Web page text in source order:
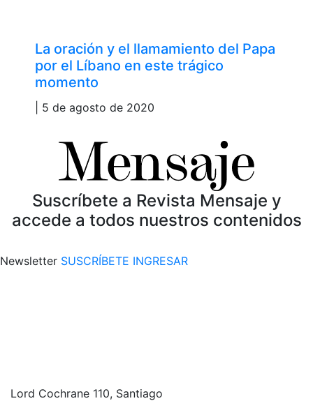
La oración y el llamamiento del Papa
por el Líbano en este trágico
momento
| 5 de agosto de 2020
Suscríbete a Revista Mensaje y
accede a todos nuestros contenidos
Newsletter SUSCRÍBETE INGRESAR
Lord Cochrane 110, Santiago